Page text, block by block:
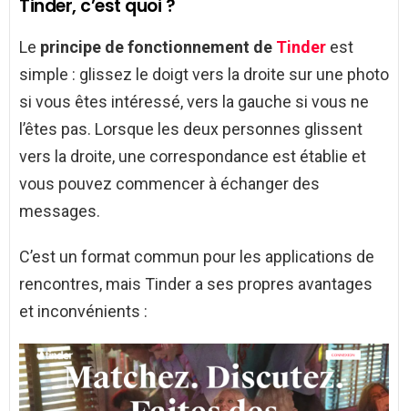
Tinder, c’est quoi ?
Le principe de fonctionnement de Tinder est
simple : glissez le doigt vers la droite sur une photo
si vous êtes intéressé, vers la gauche si vous ne
l’êtes pas. Lorsque les deux personnes glissent
vers la droite, une correspondance est établie et
vous pouvez commencer à échanger des
messages.
C’est un format commun pour les applications de
rencontres, mais Tinder a ses propres avantages
et inconvénients :